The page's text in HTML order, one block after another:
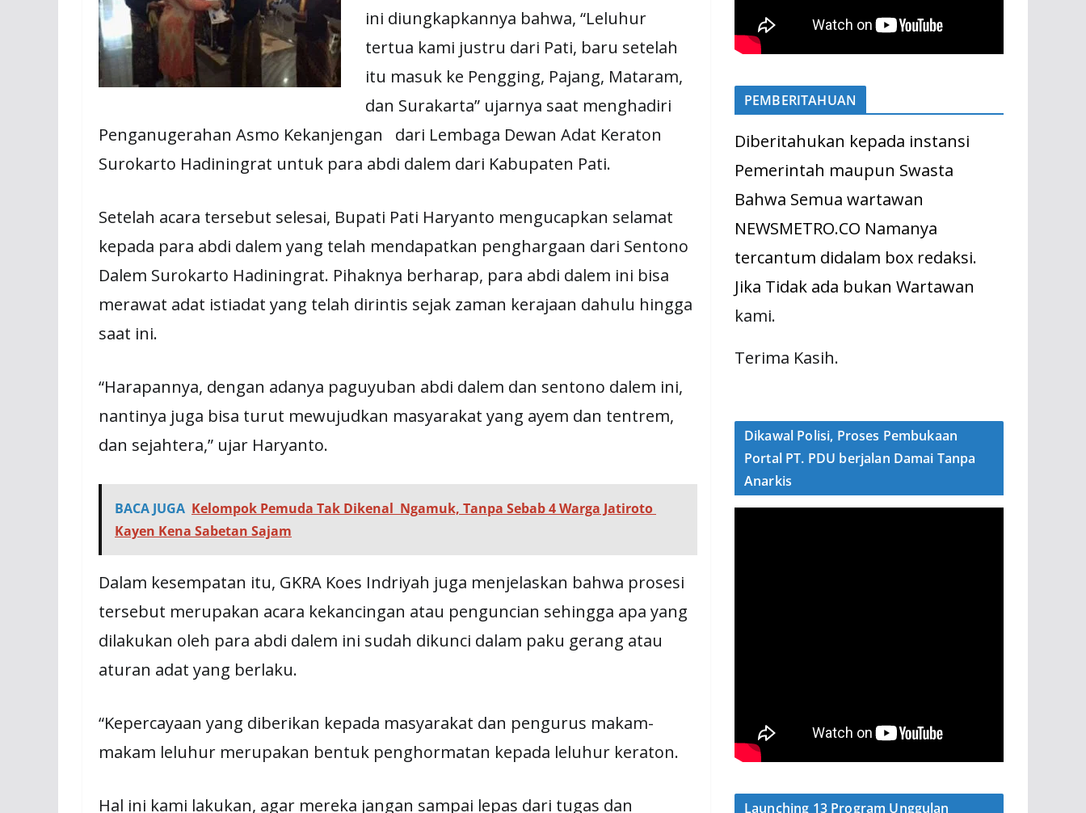
ini diungkapkannya bahwa, “Leluhur
tertua kami justru dari Pati, baru setelah
itu masuk ke Pengging, Pajang, Mataram,
dan Surakarta” ujarnya saat menghadiri
Penganugerahan Asmo Kekanjengan dari Lembaga Dewan Adat Keraton
Surokarto Hadiningrat untuk para abdi dalem dari Kabupaten Pati.
Setelah acara tersebut selesai, Bupati Pati Haryanto mengucapkan selamat
kepada para abdi dalem yang telah mendapatkan penghargaan dari Sentono
Dalem Surokarto Hadiningrat. Pihaknya berharap, para abdi dalem ini bisa
merawat adat istiadat yang telah dirintis sejak zaman kerajaan dahulu hingga
saat ini.
“Harapannya, dengan adanya paguyuban abdi dalem dan sentono dalem ini,
nantinya juga bisa turut mewujudkan masyarakat yang ayem dan tentrem,
dan sejahtera,” ujar Haryanto.
BACA JUGA Kelompok Pemuda Tak Dikenal Ngamuk, Tanpa Sebab 4 Warga Jatiroto
Kayen Kena Sabetan Sajam
Dalam kesempatan itu, GKRA Koes Indriyah juga menjelaskan bahwa prosesi
tersebut merupakan acara kekancingan atau penguncian sehingga apa yang
dilakukan oleh para abdi dalem ini sudah dikunci dalam paku gerang atau
aturan adat yang berlaku.
“Kepercayaan yang diberikan kepada masyarakat dan pengurus makam-
makam leluhur merupakan bentuk penghormatan kepada leluhur keraton.
Hal ini kami lakukan, agar mereka jangan sampai lepas dari tugas dan
PEMBERITAHUAN
Diberitahukan kepada instansi
Pemerintah maupun Swasta
Bahwa Semua wartawan
NEWSMETRO.CO Namanya
tercantum didalam box redaksi.
Jika Tidak ada bukan Wartawan
kami.
Terima Kasih.
Dikawal Polisi, Proses Pembukaan
Portal PT. PDU berjalan Damai Tanpa
Anarkis
Launching 13 Program Unggulan